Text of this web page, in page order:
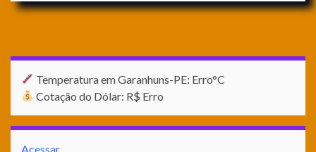
Temperatura em Garanhuns-PE: Erro°C
Cotação do Dólar: R$ Erro
Acessar